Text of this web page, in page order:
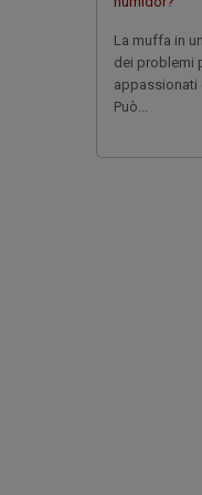
La muffa in
dei problemi
appassionati
Può...